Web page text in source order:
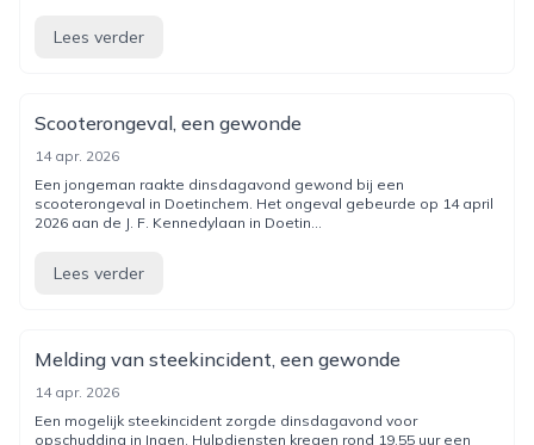
Lees verder
Scooterongeval, een gewonde
14 apr. 2026
Een jongeman raakte dinsdagavond gewond bij een
scooterongeval in Doetinchem. Het ongeval gebeurde op 14 april
2026 aan de J. F. Kennedylaan in Doetin...
Lees verder
Melding van steekincident, een gewonde
14 apr. 2026
Een mogelijk steekincident zorgde dinsdagavond voor
opschudding in Ingen. Hulpdiensten kregen rond 19.55 uur een